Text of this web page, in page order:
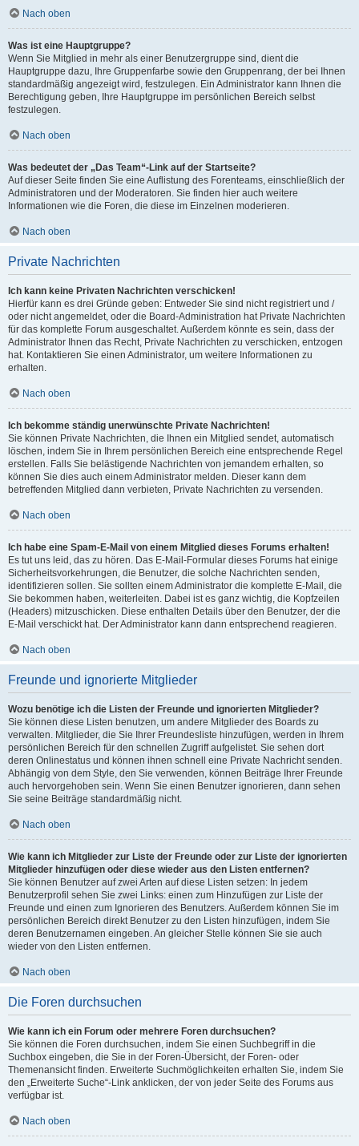
Nach oben
Was ist eine Hauptgruppe?
Wenn Sie Mitglied in mehr als einer Benutzergruppe sind, dient die
Hauptgruppe dazu, Ihre Gruppenfarbe sowie den Gruppenrang, der bei Ihnen
standardmäßig angezeigt wird, festzulegen. Ein Administrator kann Ihnen die
Berechtigung geben, Ihre Hauptgruppe im persönlichen Bereich selbst
festzulegen.
Nach oben
Was bedeutet der „Das Team“-Link auf der Startseite?
Auf dieser Seite finden Sie eine Auflistung des Forenteams, einschließlich der
Administratoren und der Moderatoren. Sie finden hier auch weitere
Informationen wie die Foren, die diese im Einzelnen moderieren.
Nach oben
Private Nachrichten
Ich kann keine Privaten Nachrichten verschicken!
Hierfür kann es drei Gründe geben: Entweder Sie sind nicht registriert und /
oder nicht angemeldet, oder die Board-Administration hat Private Nachrichten
für das komplette Forum ausgeschaltet. Außerdem könnte es sein, dass der
Administrator Ihnen das Recht, Private Nachrichten zu verschicken, entzogen
hat. Kontaktieren Sie einen Administrator, um weitere Informationen zu
erhalten.
Nach oben
Ich bekomme ständig unerwünschte Private Nachrichten!
Sie können Private Nachrichten, die Ihnen ein Mitglied sendet, automatisch
löschen, indem Sie in Ihrem persönlichen Bereich eine entsprechende Regel
erstellen. Falls Sie belästigende Nachrichten von jemandem erhalten, so
können Sie dies auch einem Administrator melden. Dieser kann dem
betreffenden Mitglied dann verbieten, Private Nachrichten zu versenden.
Nach oben
Ich habe eine Spam-E-Mail von einem Mitglied dieses Forums erhalten!
Es tut uns leid, das zu hören. Das E-Mail-Formular dieses Forums hat einige
Sicherheitsvorkehrungen, die Benutzer, die solche Nachrichten senden,
identifizieren sollen. Sie sollten einem Administrator die komplette E-Mail, die
Sie bekommen haben, weiterleiten. Dabei ist es ganz wichtig, die Kopfzeilen
(Headers) mitzuschicken. Diese enthalten Details über den Benutzer, der die
E-Mail verschickt hat. Der Administrator kann dann entsprechend reagieren.
Nach oben
Freunde und ignorierte Mitglieder
Wozu benötige ich die Listen der Freunde und ignorierten Mitglieder?
Sie können diese Listen benutzen, um andere Mitglieder des Boards zu
verwalten. Mitglieder, die Sie Ihrer Freundesliste hinzufügen, werden in Ihrem
persönlichen Bereich für den schnellen Zugriff aufgelistet. Sie sehen dort
deren Onlinestatus und können ihnen schnell eine Private Nachricht senden.
Abhängig von dem Style, den Sie verwenden, können Beiträge Ihrer Freunde
auch hervorgehoben sein. Wenn Sie einen Benutzer ignorieren, dann sehen
Sie seine Beiträge standardmäßig nicht.
Nach oben
Wie kann ich Mitglieder zur Liste der Freunde oder zur Liste der ignorierten
Mitglieder hinzufügen oder diese wieder aus den Listen entfernen?
Sie können Benutzer auf zwei Arten auf diese Listen setzen: In jedem
Benutzerprofil sehen Sie zwei Links: einen zum Hinzufügen zur Liste der
Freunde und einen zum Ignorieren des Benutzers. Außerdem können Sie im
persönlichen Bereich direkt Benutzer zu den Listen hinzufügen, indem Sie
deren Benutzernamen eingeben. An gleicher Stelle können Sie sie auch
wieder von den Listen entfernen.
Nach oben
Die Foren durchsuchen
Wie kann ich ein Forum oder mehrere Foren durchsuchen?
Sie können die Foren durchsuchen, indem Sie einen Suchbegriff in die
Suchbox eingeben, die Sie in der Foren-Übersicht, der Foren- oder
Themenansicht finden. Erweiterte Suchmöglichkeiten erhalten Sie, indem Sie
den „Erweiterte Suche“-Link anklicken, der von jeder Seite des Forums aus
verfügbar ist.
Nach oben